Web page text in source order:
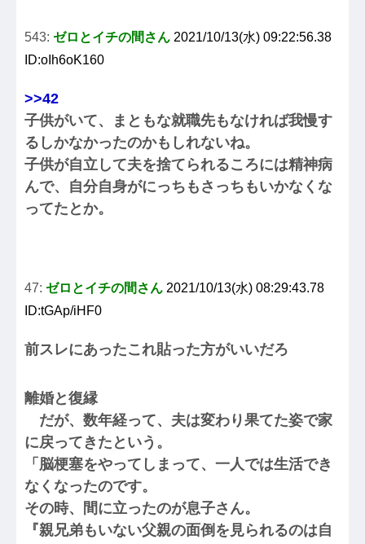
543: ゼロとイチの間さん 2021/10/13(水) 09:22:56.38
ID:oIh6oK160
>>42
子供がいて、まともな就職先もなければ我慢す
るしかなかったのかもしれないね。
子供が自立して夫を捨てられるころには精神病
んで、自分自身がにっちもさっちもいかなくな
ってたとか。
47: ゼロとイチの間さん 2021/10/13(水) 08:29:43.78
ID:tGAp/iHF0
前スレにあったこれ貼った方がいいだろ
離婚と復縁
だが、数年経って、夫は変わり果てた姿で家
に戻ってきたという。
「脳梗塞をやってしまって、一人では生活でき
なくなったのです。
その時、間に立ったのが息子さん。
『親兄弟もいない父親の面倒を見られるのは自